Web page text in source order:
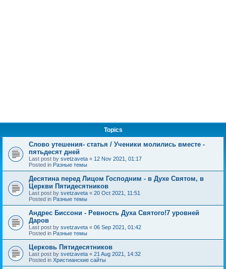
Topics
Слово утешения- статья / Ученики молились вместе -
пятьдесят дней
Last post by svetzaveta « 12 Nov 2021, 01:17
Posted in Разные темы
Десятина перед Лицом Господним - в Духе Святом, в
Церкви Пятидесятников
Last post by svetzaveta « 20 Oct 2021, 11:51
Posted in Разные темы
Андрес Биссони - Ревность Духа Святого!7 уровней
Даров
Last post by svetzaveta « 06 Sep 2021, 01:42
Posted in Разные темы
Церковь Пятидесятников
Last post by svetzaveta « 21 Aug 2021, 14:32
Posted in Христианские сайты